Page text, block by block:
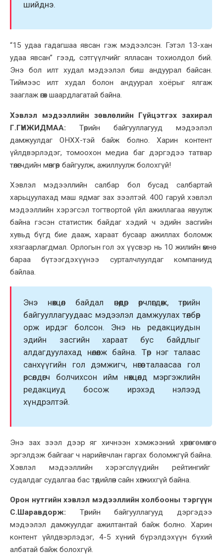
шийднэ.
“15 удаа гадагшаа явсан гэж мэдээлсэн. Гэтэл 13-хан
удаа явсан” гээд, сэтгүүлчийг ялласан тохиолдол бий.
Энэ бол илт худал мэдээлэл биш андуурал байсан.
Тиймээс илт худал болон андуурал хоёрыг ялгаж
зааглаж өгөх шаардлагатай байна.
Хэвлэл мэдээллийн зөвлөлийн Гүйцэтгэх захирал
Г.ГҮНЖИДМАА: Төрийн байгууллагууд мэдээлэл
дамжуулдаг ОНХХ-тэй байж болно. Харин контент
үйлдвэрлэдэг, томоохон медиа баг дэргэдээ татвар
төлөгчдийн мөнгөөр байгуулж, ажиллуулж болохгүй!
Хэвлэл мэдээллийн салбар бол бусад салбартай
харьцуулахад маш ядмаг зах зээлтэй. 400 гаруй хэвлэл
мэдээллийн хэрэгсэл тогтвортой үйл ажиллагаа явуулж
байна гэсэн статистик байдаг хэдий ч эдийн засгийн
хувьд бүгд бие дааж, хараат бусаар ажиллах боломж
хязгаарлагдмал. Орлогын гол эх үүсвэр нь 10 жилийн өмнө
бараа бүтээгдэхүүнээ сурталчлуулдаг компаниуд
байлаа.
Энэ нөхцөл байдал өнөөдөр өөрчлөгдөж, төрийн
байгууллагуудаас мэдээлэл дамжуулах төлбөр
орж ирдэг болсон. Энэ нь редакциудын
эдийн засгийн хараат бус байдлыг
алдагдуулахад нөлөөлж байна. Төр нэг талаас
санхүүгийн гол дэмжигч, нөгөө талаасаа гол
өрсөлдөгч болчихсон ийм нөхцөлд мэргэжлийн
редакциуд босож ирэхэд нэлээд
хүндрэлтэй.
Энэ зах зээл дээр яг хичнээн хэмжээний хөрөнгө мөнгө
эргэлдэж байгааг ч нарийвчлан гаргах боломжгүй байна.
Хэвлэл мэдээллийн хэрэгслүүдийн рейтингийг
судалдаг судалгаа бас төдийлөн сайн хөгжихгүй байна.
Орон нутгийн хэвлэл мэдээллийн холбооны тэргүүн
С.Шаравдорж: Төрийн байгууллагууд дэргэдээ
мэдээлэл дамжуулдаг ажилтантай байж болно. Харин
контент үйлдвэрлэдэг, 4-5 хүний бүрэлдэхүүн бүхий
албатай байж болохгүй.